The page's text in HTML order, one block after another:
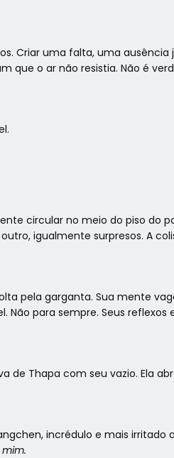
Criar uma falta, uma
que o ar não resistia. Não é
circular no meio do piso do
igualmente surpresos. A
pela garganta. Sua mente
para sempre. Seus
de Thapa com seu vazio. Ela
incrédulo e mais irritado